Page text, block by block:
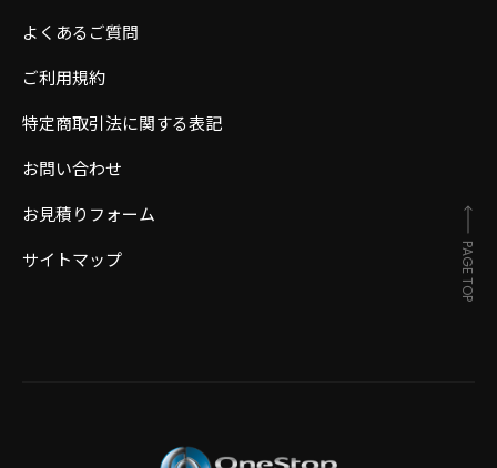
よくあるご質問
ご利用規約
特定商取引法に関する表記
お問い合わせ
お見積りフォーム
サイトマップ
PAGE TOP